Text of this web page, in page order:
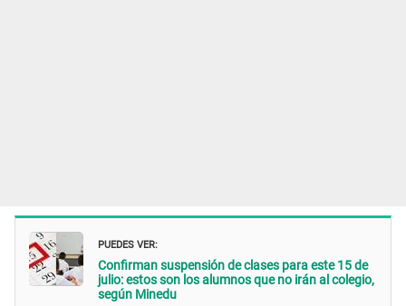
PUEDES VER:
Confirman suspensión de clases para este 15 de
julio: estos son los alumnos que no irán al colegio,
según Minedu